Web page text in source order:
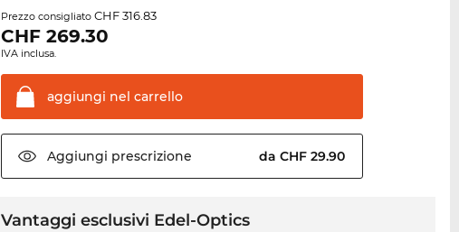
Prezzo consigliatoCHF 316.83
CHF269.30
IVA inclusa.
aggiungi nel carrello
Aggiungi prescrizione da CHF 29.90
Vantaggi esclusivi Edel-Optics